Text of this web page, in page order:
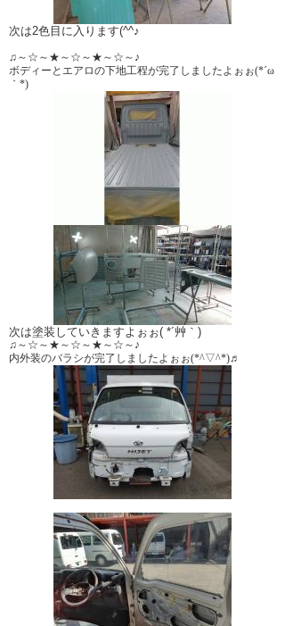
次は2色目に入ります(^^♪
♫～☆～★～☆～★～☆～♪
ボディーとエアロの下地工程が完了しましたよぉぉ(*´ω
｀*)
次は塗装していきますよぉぉ( *´艸｀)
♫～☆～★～☆～★～☆～♪
内外装のバラシが完了しましたよぉぉ(*^▽^*)♬